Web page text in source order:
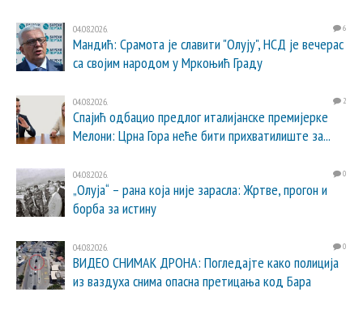
04.08.2026. 6
Мандић: Срамота је славити "Олују", НСД је вечерас
са својим народом у Мркоњић Граду
04.08.2026. 2
Спајић одбацио предлог италијанске премијерке
Мелони: Црна Гора неће бити прихватилиште за...
04.08.2026. 0
„Олуја“ – рана која није зарасла: Жртве, прогон и
борба за истину
04.08.2026. 0
ВИДЕО СНИМАК ДРОНА: Погледајте како полиција
из ваздуха снима опасна претицања код Бара